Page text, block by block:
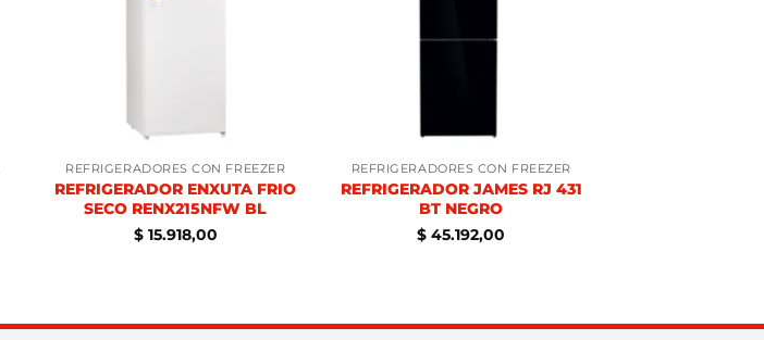
REFRIGERADORES CON FREEZER
REFRIGERADOR ENXUTA FRIO
SECO RENX215NFW BL
$15.918,00
REFRIGERADORES CON FREEZER
REFRIGERADOR JAMES RJ 431
BT NEGRO
$ 45.192,00